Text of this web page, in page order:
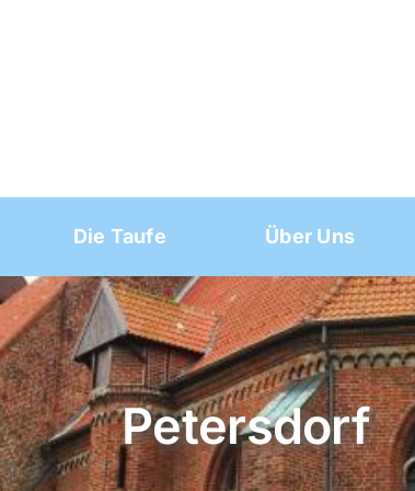
Die Taufe Über Uns
Petersdorf